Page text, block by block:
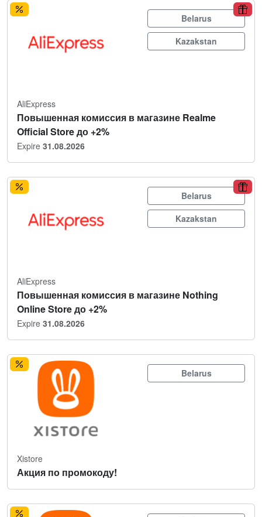
Belarus
Kazakstan
AliExpress
Повышенная комиссия в магазине Realme
Official Store до +2%
Expire 31.08.2026
Belarus
Kazakstan
AliExpress
Повышенная комиссия в магазине Nothing
Online Store до +2%
Expire 31.08.2026
Belarus
Xistore
Акция по промокоду!